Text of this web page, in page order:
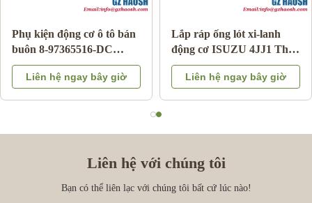
Bộ phận cơ thể ô tô
95486109 thay thế
chevrolet túi khí đồng hồ
xuân cho ARC
Liên hệ ngay bây giờ
Hộp điều khiển số chính
hãng Nhật Bản Mã OE 8-
98219761-0 cho Isuzu
DMAX/MUX Động cơ
Liên hệ ngay bây giờ
Liên hệ với chúng tôi
Bạn có thể liên lạc với chúng tôi bất cứ lúc nào!